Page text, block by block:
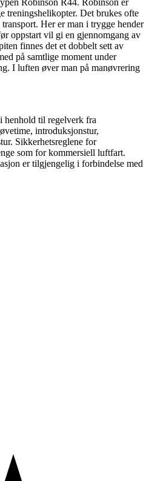
Robinson R44. Robinson er
treningshelikopter. Det brukes ofte
Her er man i trygge hender
oppstart vil gi en gjennomgang av
finnes det et dobbelt sett av
på samtlige moment under
I luften øver man på manøvrering
til regelverk fra
introduksjonstur,
Sikkerhetsreglene for
som for kommersiell luftfart.
er tilgjengelig i forbindelse med